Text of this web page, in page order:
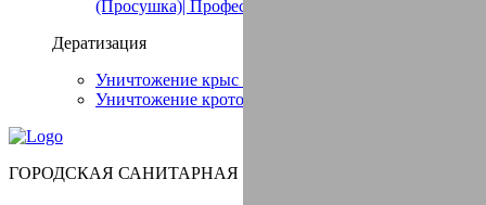
(Просушка)| Профессиональные услуги
Дератизация
Уничтожение крыс в Бачатский
Уничтожение кротов в Бачатский
ГОРОДСКАЯ САНИТАРНАЯ СЛУЖБА